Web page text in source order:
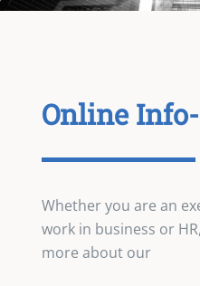
Online
Whether you are an
work in business or
more about our